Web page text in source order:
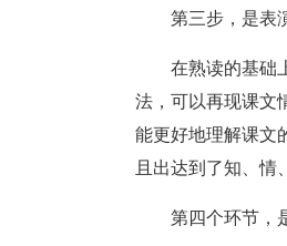
第三步，是表
在熟读的基础
法，可以再现课文
能更好地理解课文
且出达到了知、情
第四个环节，